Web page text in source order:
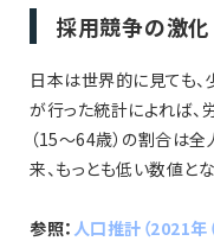
採用競争の激化
日本は世界的に見ても
が行った統計によれば
（15〜64歳）の割合は
来、もっとも低い数値とな
参照： 人口推計（2021年